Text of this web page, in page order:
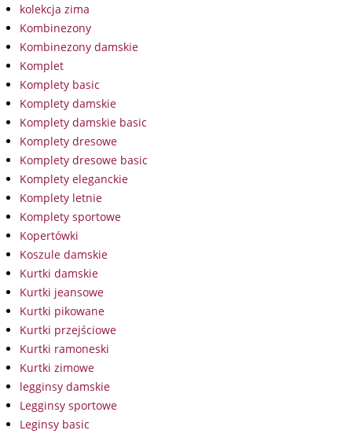
kolekcja zima
Kombinezony
Kombinezony damskie
Komplet
Komplety basic
Komplety damskie
Komplety damskie basic
Komplety dresowe
Komplety dresowe basic
Komplety eleganckie
Komplety letnie
Komplety sportowe
Kopertówki
Koszule damskie
Kurtki damskie
Kurtki jeansowe
Kurtki pikowane
Kurtki przejściowe
Kurtki ramoneski
Kurtki zimowe
legginsy damskie
Legginsy sportowe
Leginsy basic